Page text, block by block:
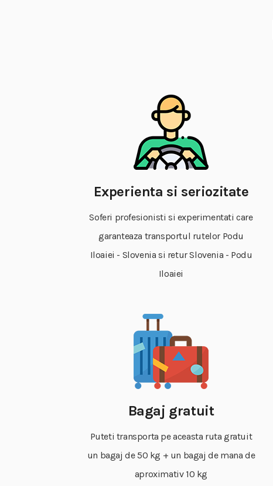
Experienta si seriozitate
Soferi profesionisti si experimentati care
garanteaza transportul rutelor Podu
Iloaiei - Slovenia si retur Slovenia - Podu
Iloaiei
Bagaj gratuit
Puteti transporta pe aceasta ruta gratuit
un bagaj de 50 kg + un bagaj de mana de
aproximativ 10 kg